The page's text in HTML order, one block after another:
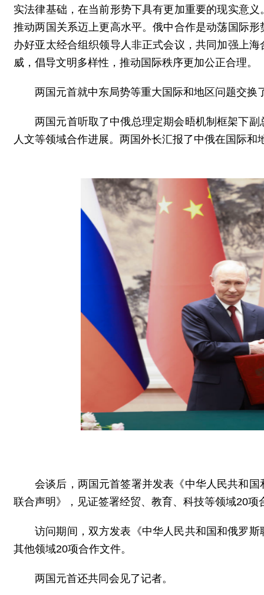
实法律基础，在当前形势下具有更加重要的现实意
推动两国关系迈上更高水平。俄中合作是动荡国际
办好亚太经合组织领导人非正式会议，共同加强上
威，倡导文明多样性，推动国际秩序更加公正合理。
两国元首就中东局势等重大国际和地区问题交换
两国元首听取了中俄总理定期会晤机制框架下
人文等领域合作进展。两国外长汇报了中俄在国际和
会谈后，两国元首签署并发表《中华人民共和
联合声明》，见证签署经贸、教育、科技等领域20项
访问期间，双方发表《中华人民共和国和俄罗
其他领域20项合作文件。
两国元首还共同会见了记者。